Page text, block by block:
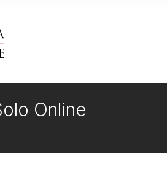
Online